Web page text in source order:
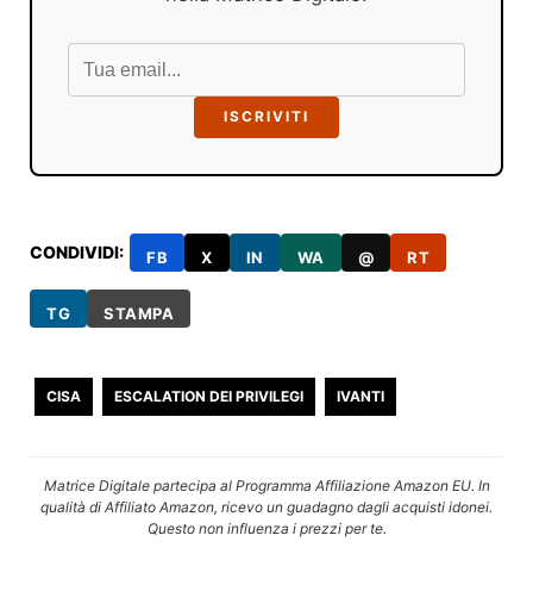
ISCRIVITI
CONDIVIDI: FB X IN WA @ RT
TG STAMPA
CISA ESCALATION DEI PRIVILEGI IVANTI
Matrice Digitale partecipa al Programma Affiliazione Amazon EU. In
qualità di Affiliato Amazon, ricevo un guadagno dagli acquisti idonei.
Questo non influenza i prezzi per te.